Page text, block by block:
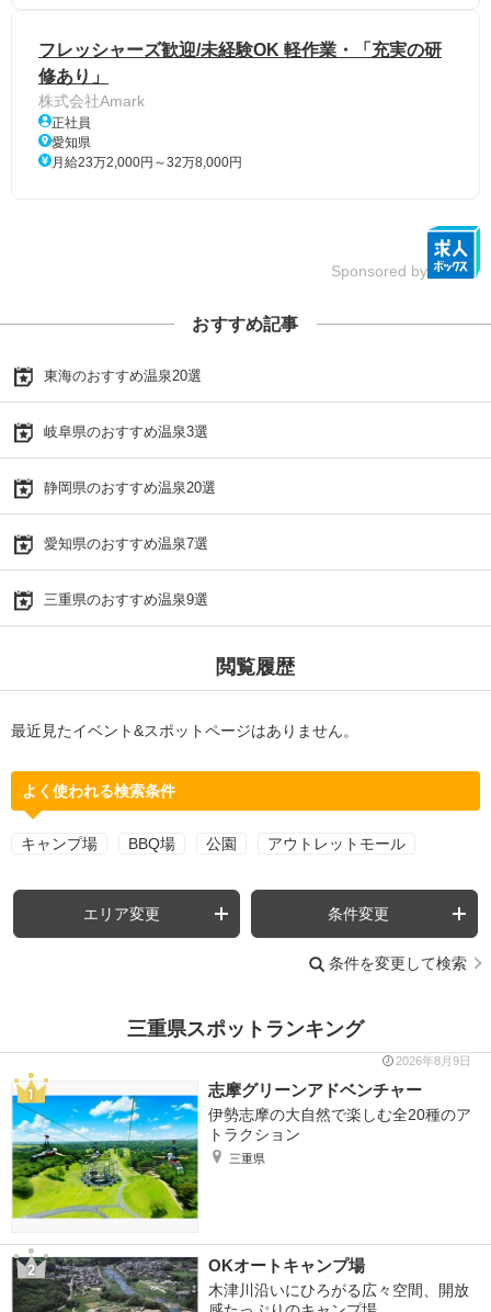
フレッシャーズ歓迎/未経験OK 軽作業・「充実の研
修あり」
株式会社Amark
正社員
愛知県
月給23万2,000円～32万8,000円
Sponsored by
おすすめ記事
東海のおすすめ温泉20選
岐阜県のおすすめ温泉3選
静岡県のおすすめ温泉20選
愛知県のおすすめ温泉7選
三重県のおすすめ温泉9選
閲覧履歴
最近見たイベント&スポットページはありません。
よく使われる検索条件
キャンプ場 BBQ場 公園 アウトレットモール
エリア変更 条件変更
条件を変更して検索
三重県スポットランキング
2026年8月9日
志摩グリーンアドベンチャー
伊勢志摩の大自然で楽しむ全20種のア
トラクション
三重県
OKオートキャンプ場
木津川沿いにひろがる広々空間、開放